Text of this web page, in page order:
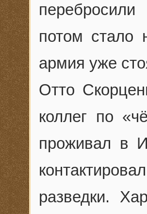
потом
армия уже
Отто
коллег по
проживал в
разведки.